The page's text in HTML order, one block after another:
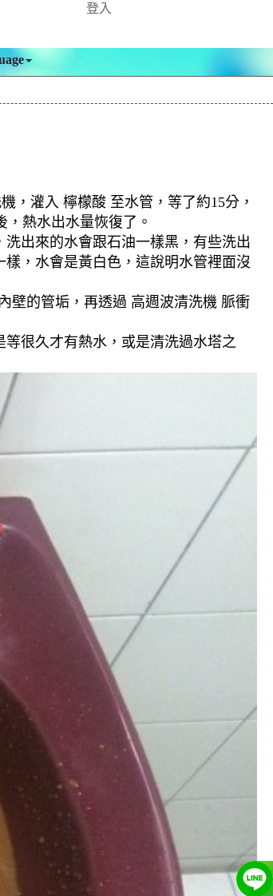
登入
，灌入 檸檬酸 至水管，等了約15分，
熱水出水量恢復了。
出來的水會跟石油一樣黑，有些洗出
，水會是黃白色，這說明水管裡面沒
壁的管垢，再透過 高週波清洗機 脈衝
很久才有熱水，或是清洗過水塔之